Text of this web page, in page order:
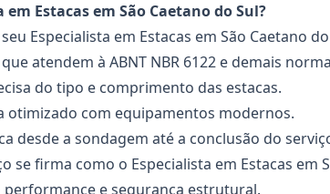
Estacas em São Caetano do Sul?
Especialista em Estacas em São Caetano
atendem à ABNT NBR 6122 e demais
do tipo e comprimento das estacas.
otimizado com equipamentos modernos.
desde a sondagem até a conclusão do
se firma como o Especialista em Estacas em
e segurança estrutural.